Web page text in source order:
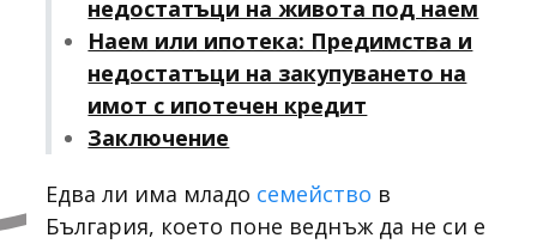
недостатъци на живота под наем
Наем или ипотека: Предимства и
недостатъци на закупуването на
имот с ипотечен кредит
Заключение
Едва ли има младо семейство в
България, което поне веднъж да не си е